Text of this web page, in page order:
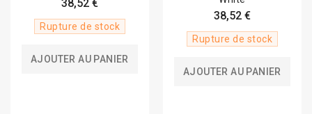
38,52 €
Rupture de stock
AJOUTER AU PANIER
38,52 €
Rupture de stock
AJOUTER AU PANIER